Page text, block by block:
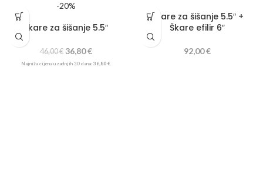
-20%
Škare za šišanje 5.5″
46,00€ 36,80€
Najniža cijena u zadnjih 30 dana: 36,80 €
Škare za šišanje 5.5″ +
Škare efilir 6″
92,00€